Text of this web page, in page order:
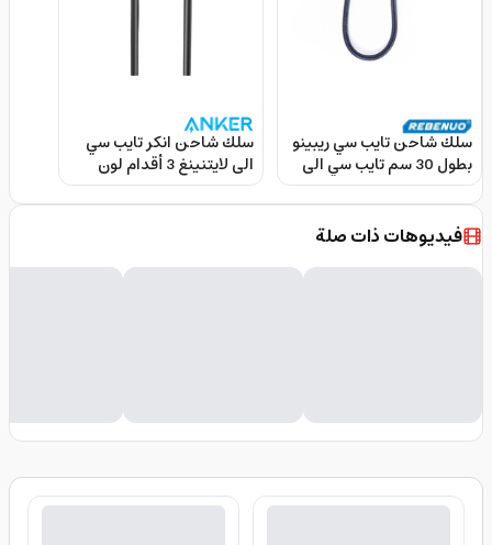
سلك شاحن تايب سي ريبينو
بطول 30 سم تايب سي الى
لايتنينج Rebenuo TypeC
Iphone lighting
سلك شاحن انكر تايب سي
الى لايتنينغ 3 أقدام لون
أسود Anker P Line III USB
C to LTG 2.0 Cable
فيديوهات ذات صلة